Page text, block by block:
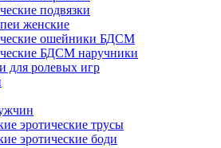
подвязки
женские
ошейники БДСМ
БДСМ наручники
для ролевых игр
эротические трусы
эротические боди